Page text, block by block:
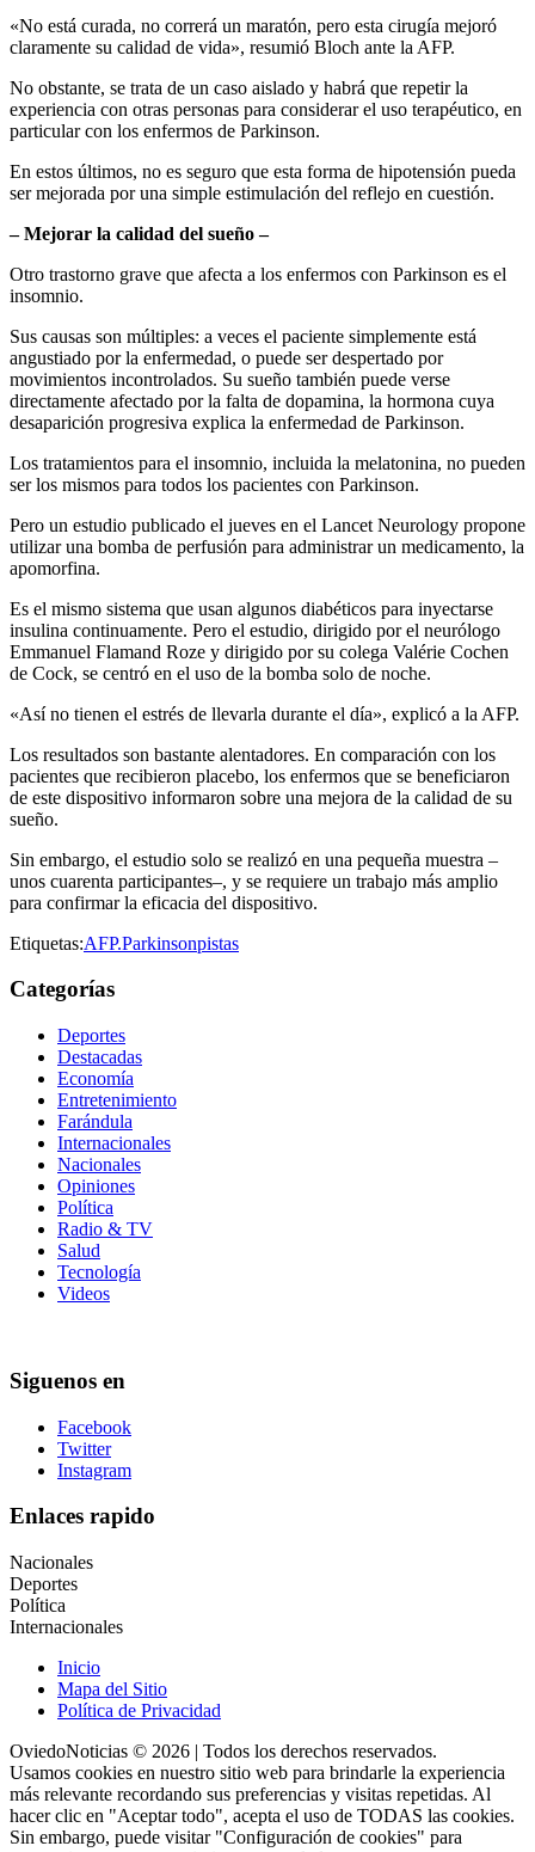
«No está curada, no correrá un maratón, pero esta cirugía mejoró
claramente su calidad de vida», resumió Bloch ante la AFP.
No obstante, se trata de un caso aislado y habrá que repetir la
experiencia con otras personas para considerar el uso terapéutico, en
particular con los enfermos de Parkinson.
En estos últimos, no es seguro que esta forma de hipotensión pueda
ser mejorada por una simple estimulación del reflejo en cuestión.
– Mejorar la calidad del sueño –
Otro trastorno grave que afecta a los enfermos con Parkinson es el
insomnio.
Sus causas son múltiples: a veces el paciente simplemente está
angustiado por la enfermedad, o puede ser despertado por
movimientos incontrolados. Su sueño también puede verse
directamente afectado por la falta de dopamina, la hormona cuya
desaparición progresiva explica la enfermedad de Parkinson.
Los tratamientos para el insomnio, incluida la melatonina, no pueden
ser los mismos para todos los pacientes con Parkinson.
Pero un estudio publicado el jueves en el Lancet Neurology propone
utilizar una bomba de perfusión para administrar un medicamento, la
apomorfina.
Es el mismo sistema que usan algunos diabéticos para inyectarse
insulina continuamente. Pero el estudio, dirigido por el neurólogo
Emmanuel Flamand Roze y dirigido por su colega Valérie Cochen
de Cock, se centró en el uso de la bomba solo de noche.
«Así no tienen el estrés de llevarla durante el día», explicó a la AFP.
Los resultados son bastante alentadores. En comparación con los
pacientes que recibieron placebo, los enfermos que se beneficiaron
de este dispositivo informaron sobre una mejora de la calidad de su
sueño.
Sin embargo, el estudio solo se realizó en una pequeña muestra –
unos cuarenta participantes–, y se requiere un trabajo más amplio
para confirmar la eficacia del dispositivo.
Etiquetas:AFP.Parkinsonpistas
Categorías
Deportes
Destacadas
Economía
Entretenimiento
Farándula
Internacionales
Nacionales
Opiniones
Política
Radio & TV
Salud
Tecnología
Videos
Siguenos en
Facebook
Twitter
Instagram
Enlaces rapido
Nacionales
Deportes
Política
Internacionales
Inicio
Mapa del Sitio
Política de Privacidad
OviedoNoticias © 2026 | Todos los derechos reservados.
Usamos cookies en nuestro sitio web para brindarle la experiencia
más relevante recordando sus preferencias y visitas repetidas. Al
hacer clic en "Aceptar todo", acepta el uso de TODAS las cookies.
Sin embargo, puede visitar "Configuración de cookies" para